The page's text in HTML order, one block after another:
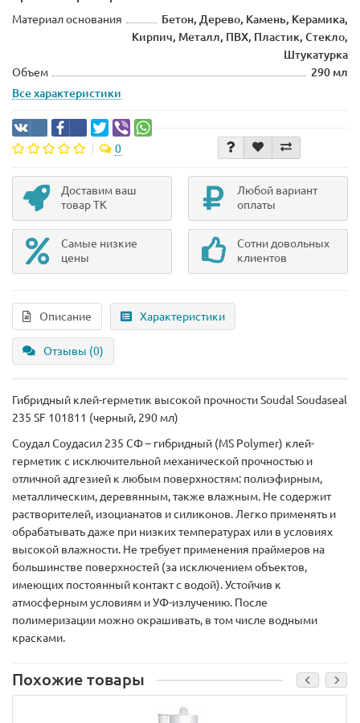
Материал основания
Бетон, Дерево, Камень, Керамика,
Кирпич, Металл, ПВХ, Пластик, Стекло,
Штукатурка
Объем
290 мл
Все характеристики
0
Доставим ваш
товар ТК
Любой вариант
оплаты
Самые низкие
цены
Сотни довольных
клиентов
Описание Характеристики
Отзывы (0)
Гибридный клей-герметик высокой прочности Soudal Soudaseal
235 SF 101811 (черный, 290 мл)
Соудал Соудасил 235 СФ – гибридный (MS Polymer) клей-
герметик с исключительной механической прочностью и
отличной адгезией к любым поверхностям: полиэфирным,
металлическим, деревянным, также влажным. Не содержит
растворителей, изоцианатов и силиконов. Легко применять и
обрабатывать даже при низких температурах или в условиях
высокой влажности. Не требует применения праймеров на
большинстве поверхностей (за исключением объектов,
имеющих постоянный контакт с водой). Устойчив к
атмосферным условиям и УФ-излучению. После
полимеризации можно окрашивать, в том числе водными
красками.
Похожие товары